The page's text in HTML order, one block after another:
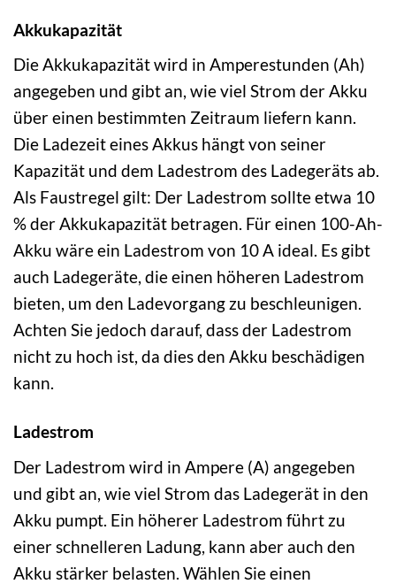
Akkukapazität
Die Akkukapazität wird in Amperestunden (Ah)
angegeben und gibt an, wie viel Strom der Akku
über einen bestimmten Zeitraum liefern kann.
Die Ladezeit eines Akkus hängt von seiner
Kapazität und dem Ladestrom des Ladegeräts ab.
Als Faustregel gilt: Der Ladestrom sollte etwa 10
% der Akkukapazität betragen. Für einen 100-Ah-
Akku wäre ein Ladestrom von 10 A ideal. Es gibt
auch Ladegeräte, die einen höheren Ladestrom
bieten, um den Ladevorgang zu beschleunigen.
Achten Sie jedoch darauf, dass der Ladestrom
nicht zu hoch ist, da dies den Akku beschädigen
kann.
Ladestrom
Der Ladestrom wird in Ampere (A) angegeben
und gibt an, wie viel Strom das Ladegerät in den
Akku pumpt. Ein höherer Ladestrom führt zu
einer schnelleren Ladung, kann aber auch den
Akku stärker belasten. Wählen Sie einen